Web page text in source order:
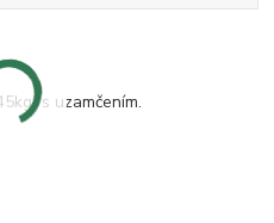
s uzamčením.